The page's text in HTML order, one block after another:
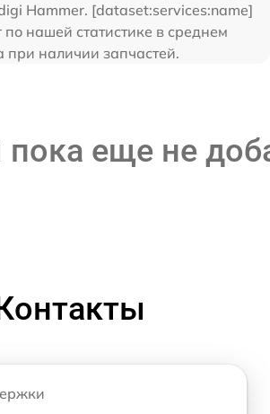
Hammer. [dataset:services:name]
нашей статистике в среднем
при наличии запчастей.
еще не